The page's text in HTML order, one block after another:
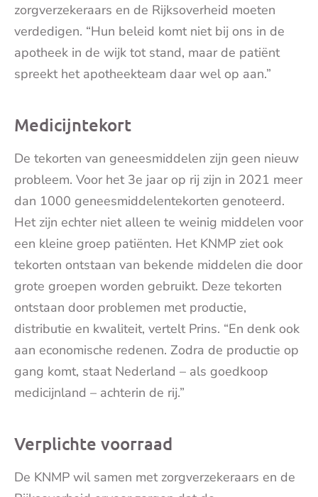
zorgverzekeraars en de Rijksoverheid moeten
verdedigen. “Hun beleid komt niet bij ons in de
apotheek in de wijk tot stand, maar de patiënt
spreekt het apotheekteam daar wel op aan.”
Medicijntekort
De tekorten van geneesmiddelen zijn geen nieuw
probleem. Voor het 3e jaar op rij zijn in 2021 meer
dan 1000 geneesmiddelentekorten genoteerd.
Het zijn echter niet alleen te weinig middelen voor
een kleine groep patiënten. Het KNMP ziet ook
tekorten ontstaan van bekende middelen die door
grote groepen worden gebruikt. Deze tekorten
ontstaan door problemen met productie,
distributie en kwaliteit, vertelt Prins. “En denk ook
aan economische redenen. Zodra de productie op
gang komt, staat Nederland – als goedkoop
medicijnland – achterin de rij.”
Verplichte voorraad
De KNMP wil samen met zorgverzekeraars en de